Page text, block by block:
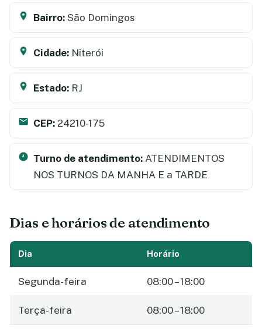
Bairro: São Domingos
Cidade: Niterói
Estado: RJ
CEP: 24210-175
Turno de atendimento: ATENDIMENTOS
NOS TURNOS DA MANHA E a TARDE
Dias e horários de atendimento
Dia Horário
Segunda-feira 08:00 – 18:00
Terça-feira 08:00 – 18:00